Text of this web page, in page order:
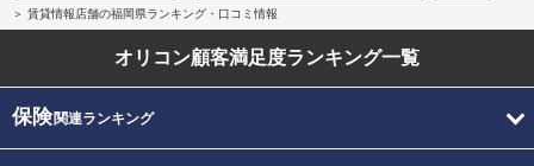
賃貸情報店舗の福岡県ランキング・口コミ情報
オリコン顧客満足度ランキング一覧
保険関連ランキング